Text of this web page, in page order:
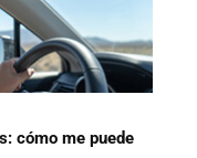
cómo me puede